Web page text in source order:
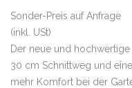
Sonder-Preis auf Anfrage
(inkl. USt)
Der neue und
30 cm Schnittweg und
mehr Komfort bei der